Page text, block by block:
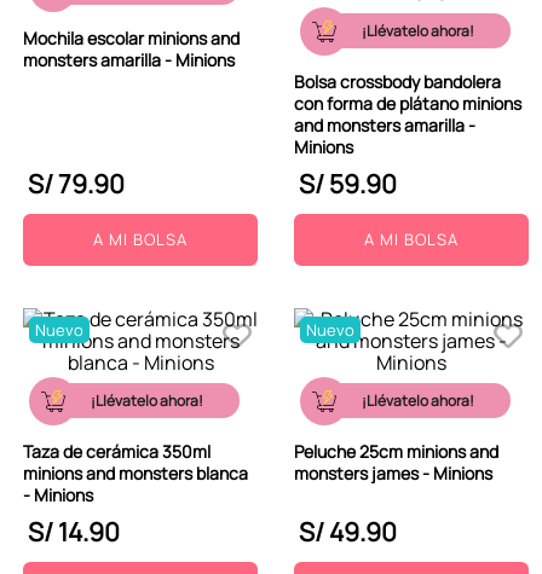
Mochila escolar minions and
monsters amarilla - Minions
S/79.90
A MI BOLSA
¡Llévatelo ahora!
Bolsa crossbody bandolera
con forma de plátano minions
and monsters amarilla -
Minions
S/59.90
A MI BOLSA
Nuevo
¡Llévatelo ahora!
Taza de cerámica 350ml
minions and monsters blanca
- Minions
S/14.90
Nuevo
¡Llévatelo ahora!
Peluche 25cm minions and
monsters james - Minions
S/49.90
9
peluche
10. kuromi